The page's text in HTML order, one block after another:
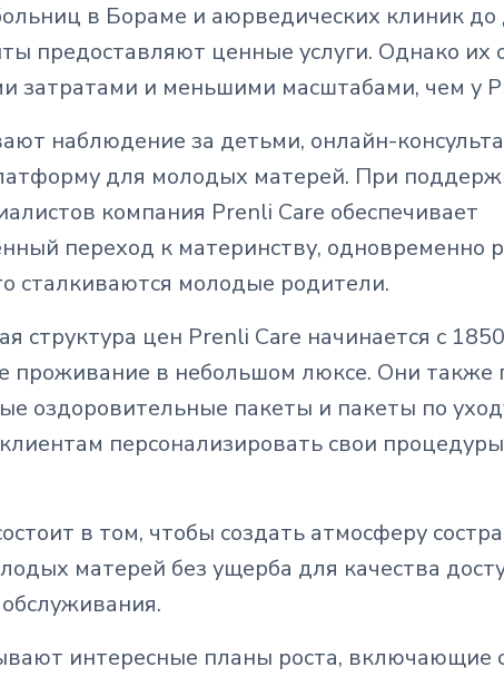
в Бораме и аюрведических клиник до
предоставляют ценные услуги. Однако их
затратами и меньшими масштабами, чем у
наблюдение за детьми, онлайн-
для молодых матерей. При
компания Prenli Care обеспечивает
переход к материнству, одновременно
сталкиваются молодые родители.
структура цен Prenli Care начинается с
проживание в небольшом люксе. Они также
оздоровительные пакеты и пакеты по
персонализировать свои процедуры
в том, чтобы создать атмосферу
матерей без ущерба для качества
интересные планы роста, включающие